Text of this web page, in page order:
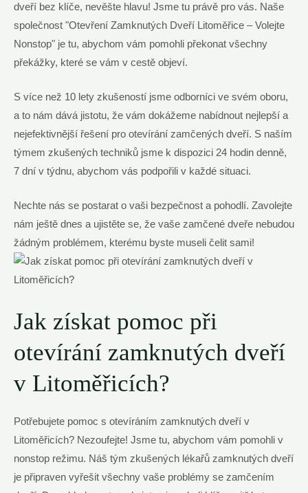
dveří bez klíče, nevěšte hlavu! Jsme tu právě pro vás. Naše
společnost "Otevření Zamknutých Dveří Litoměřice – Volejte
Nonstop" je tu, abychom vám pomohli překonat všechny
překážky, které se vám v cestě objeví.
S více než 10 lety zkušeností jsme odborníci ve svém oboru,
a to nám dává jistotu, že vám dokážeme nabídnout nejlepší a
nejefektivnější řešení pro otevírání zamčených dveří. S naším
týmem zkušených techniků jsme k dispozici 24 hodin denně,
7 dní v týdnu, abychom vás podpořili v každé situaci.
Nechte nás se postarat o vaši bezpečnost a pohodlí. Zavolejte
nám ještě dnes a ujistěte se, že vaše zamčené dveře nebudou
žádným problémem, kterému byste museli čelit sami!
Jak získat pomoc při
otevírání zamknutých dveří
v Litoměřicích?
Potřebujete pomoc s otevíráním zamknutých dveří v
Litoměřicích? Nezoufejte! Jsme tu, abychom vám pomohli v
nonstop režimu. Náš tým zkušených lékařů zamknutých dveří
je připraven vyřešit všechny vaše problémy se zamčením